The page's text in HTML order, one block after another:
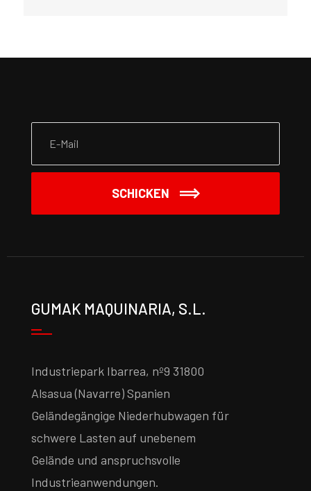
SCHICKEN
GUMAK MAQUINARIA, S.L.
Industriepark Ibarrea, nº9 31800
Alsasua (Navarre) Spanien
Geländegängige Niederhubwagen für
schwere Lasten auf unebenem
Gelände und anspruchsvolle
Industrieanwendungen.